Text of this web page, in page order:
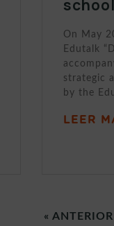
On May
Edutalk
strategic
by the
LEER
« ANTERIOR